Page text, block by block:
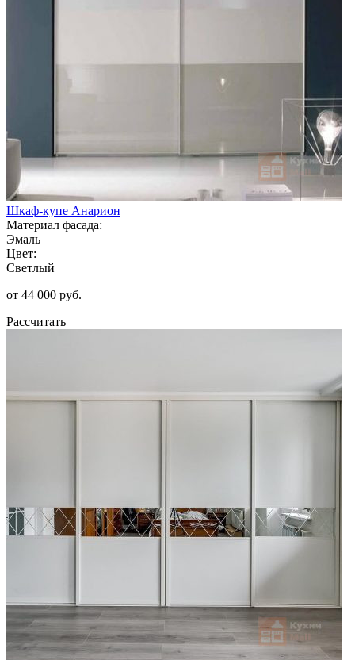
Шкаф-купе Анарион
Материал фасада:
Эмаль
Цвет:
Светлый
от 44 000 руб.
Рассчитать